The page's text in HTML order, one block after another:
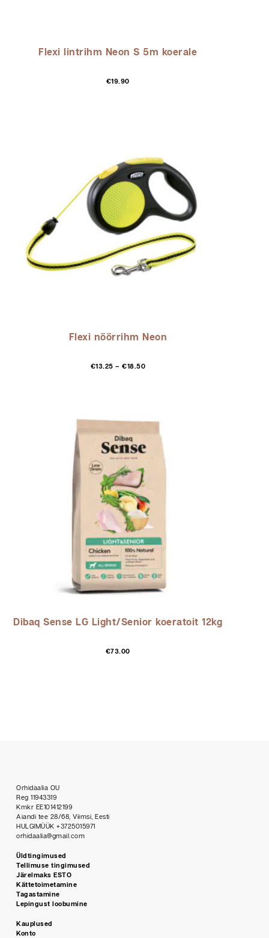
Flexi lintrihm Neon S 5m koerale
€19.90
Flexi nöörrihm Neon
€13.25 – €18.50Hinnavahemik:
Dibaq Sense LG Light/Senior koeratoit 12kg
€73.00
Orhidaalia OU
Reg 11943319
Kmkr EE101412199
Aiandi tee 28/68, Viimsi, Eesti
HULGIMÜÜK +3725015971
orhidaalia@gmail.com
Üldtingimused
Tellimuse tingimused
Järelmaks ESTO
Kättetoimetamine
Tagastamine
Lepingust loobumine
Kauplused
Konto